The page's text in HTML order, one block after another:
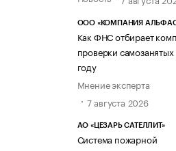
ООО «КОМПАНИЯ
Как ФНС отбирает
проверки
году
Мнение эксперта
7 августа 2026
АО «ЦЕЗАРЬ САТЕЛЛИТ»
Система пожарной